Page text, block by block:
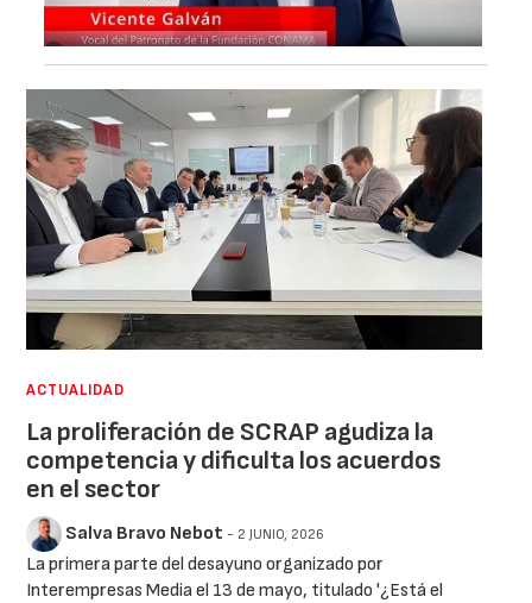
ACTUALIDAD
La proliferación de SCRAP agudiza la
competencia y dificulta los acuerdos
en el sector
Salva Bravo Nebot - 2 JUNIO, 2026
La primera parte del desayuno organizado por
Interempresas Media el 13 de mayo, titulado '¿Está el